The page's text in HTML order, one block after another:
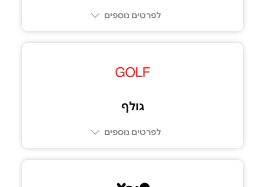
לפרטים נוספים
גולף
לפרטים נוספים